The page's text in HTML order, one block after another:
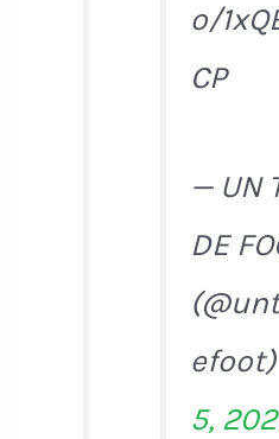
o/
CP
— UN
DE
efoot)
5,